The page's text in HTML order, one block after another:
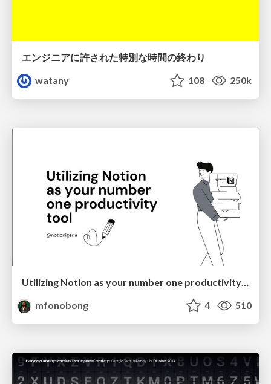
エンジニアに許された特別な時間の終わり
watany
108 250k
Utilizing Notion as your number one productivity tool
mfonobong
4 510